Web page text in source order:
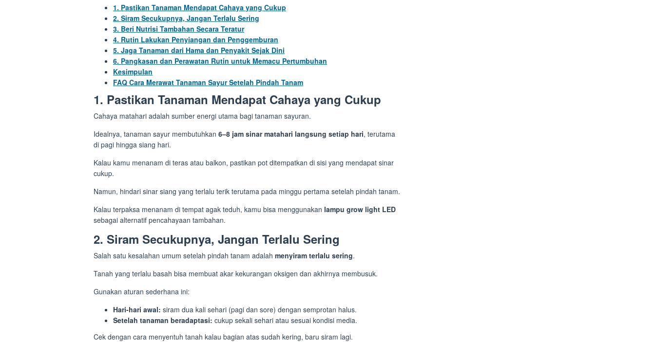
1. Pastikan Tanaman Mendapat Cahaya yang Cukup
2. Siram Secukupnya, Jangan Terlalu Sering
3. Beri Nutrisi Tambahan Secara Teratur
4. Rutin Lakukan Penyiangan dan Penggemburan
5. Jaga Tanaman dari Hama dan Penyakit Sejak Dini
6. Pangkasan dan Perawatan Rutin untuk Memacu Pertumbuhan
Kesimpulan
FAQ Cara Merawat Tanaman Sayur Setelah Pindah Tanam
1. Pastikan Tanaman Mendapat Cahaya yang Cukup
Cahaya matahari adalah sumber energi utama bagi tanaman sayuran.
Idealnya, tanaman sayur membutuhkan 6–8 jam sinar matahari langsung setiap hari, terutama
di pagi hingga siang hari.
Kalau kamu menanam di teras atau balkon, pastikan pot ditempatkan di sisi yang mendapat sinar
cukup.
Namun, hindari sinar siang yang terlalu terik terutama pada minggu pertama setelah pindah tanam.
Kalau terpaksa menanam di tempat agak teduh, kamu bisa menggunakan lampu grow light LED
sebagai alternatif pencahayaan tambahan.
2. Siram Secukupnya, Jangan Terlalu Sering
Salah satu kesalahan umum setelah pindah tanam adalah menyiram terlalu sering.
Tanah yang terlalu basah bisa membuat akar kekurangan oksigen dan akhirnya membusuk.
Gunakan aturan sederhana ini:
Hari-hari awal: siram dua kali sehari (pagi dan sore) dengan semprotan halus.
Setelah tanaman beradaptasi: cukup sekali sehari atau sesuai kondisi media.
Cek dengan cara menyentuh tanah kalau bagian atas sudah kering, baru siram lagi.